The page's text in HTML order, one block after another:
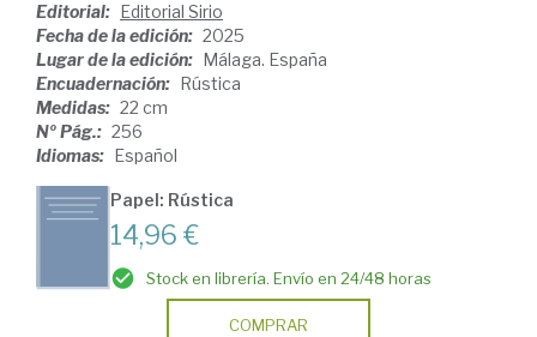
Editorial: Editorial Sirio
Fecha de la edición: 2025
Lugar de la edición: Málaga. España
Encuadernación: Rústica
Medidas: 22 cm
Nº Pág.: 256
Idiomas: Español
Papel: Rústica
14,96 €
Stock en librería. Envío en 24/48 horas
COMPRAR